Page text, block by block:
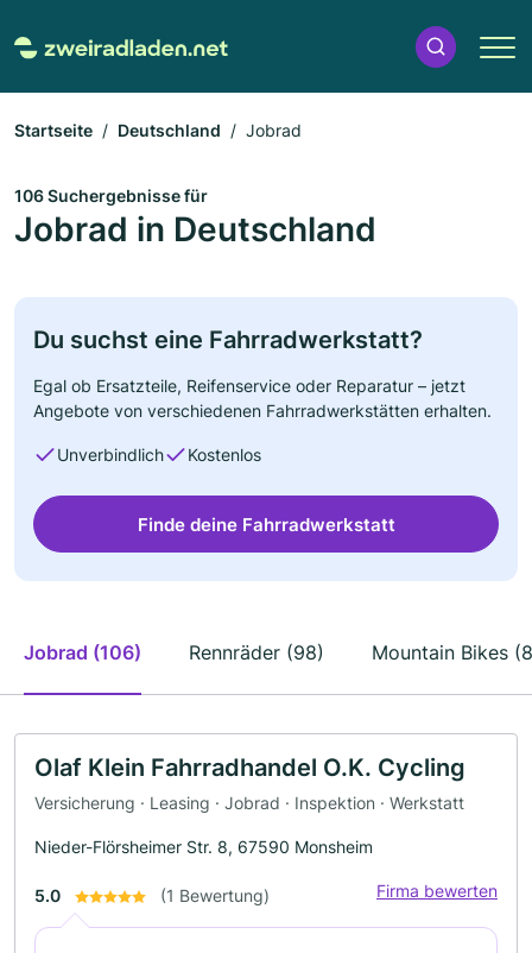
Startseite Deutschland Jobrad
106 Suchergebnisse für
Jobrad in Deutschland
Du suchst eine Fahrradwerkstatt?
Egal ob Ersatzteile, Reifenservice oder Reparatur – jetzt
Angebote von verschiedenen Fahrradwerkstätten erhalten.
Unverbindlich Kostenlos
Finde deine Fahrradwerkstatt
Jobrad (106) Rennräder (98) Mountain Bikes
Olaf Klein Fahrradhandel O.K. Cycling
Versicherung · Leasing · Jobrad · Inspektion · Werkstatt
Nieder-Flörsheimer Str. 8, 67590 Monsheim
5.0 (1 Bewertung) Firma bewerten